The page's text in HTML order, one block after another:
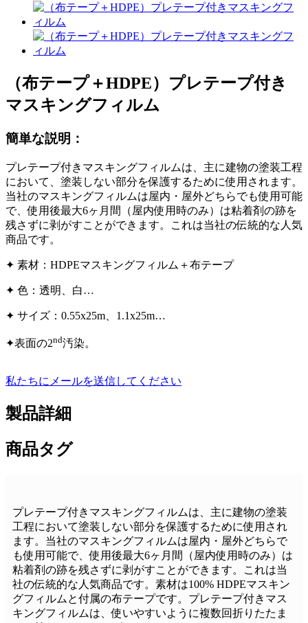
（布テープ＋HDPE）プレテープ付き
マスキングフィルム
簡単な説明：
プレテープ付きマスキングフィルムは、主に建物の塗装工程
において、塗装しない部分を保護するために使用されます。
当社のマスキングフィルムは屋内・屋外どちらでも使用可能
で、使用後最大6ヶ月間（屋内使用時のみ）は粘着剤の跡を
残さずに剥がすことができます。これは当社の伝統的な人気
商品です。
✦ 素材：HDPEマスキングフィルム＋布テープ
✦ 色：透明、白…
✦ サイズ：0.55x25m、1.1x25m…
✦表面の2nd汚染。
私たちにメールを送信してください
製品詳細
商品タグ
プレテープ付きマスキングフィルムは、主に建物の塗装
工程において塗装しない部分を保護するために使用され
ます。当社のマスキングフィルムは屋内・屋外どちらで
も使用可能で、使用後最大6ヶ月間（屋内使用時のみ）は
粘着剤の跡を残さずに剥がすことができます。これは当
社の伝統的な人気商品です。素材は100% HDPEマスキン
グフィルムと付属の布テープです。プレテープ付きマス
キングフィルムは、使いやすいように複数回折りたたま